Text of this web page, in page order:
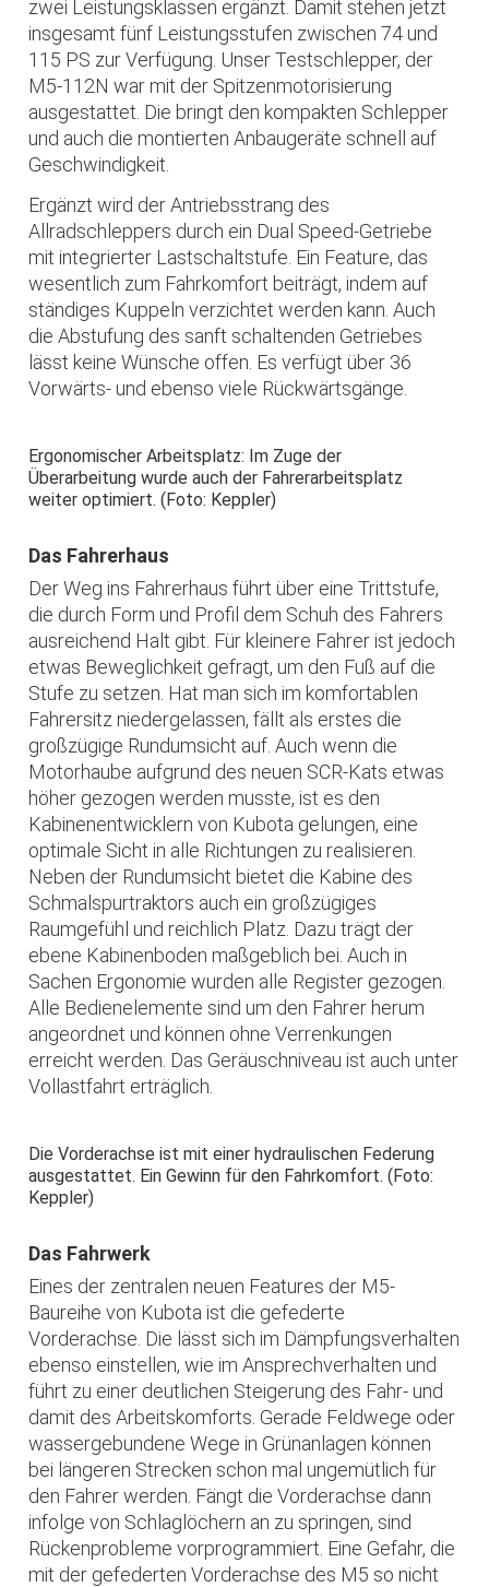
zwei Leistungsklassen ergänzt. Damit stehen jetzt
insgesamt fünf Leistungsstufen zwischen 74 und
115 PS zur Verfügung. Unser Testschlepper, der
M5-112N war mit der Spitzenmotorisierung
ausgestattet. Die bringt den kompakten Schlepper
und auch die montierten Anbaugeräte schnell auf
Geschwindigkeit.
Ergänzt wird der Antriebsstrang des
Allradschleppers durch ein Dual Speed-Getriebe
mit integrierter Lastschaltstufe. Ein Feature, das
wesentlich zum Fahrkomfort beiträgt, indem auf
ständiges Kuppeln verzichtet werden kann. Auch
die Abstufung des sanft schaltenden Getriebes
lässt keine Wünsche offen. Es verfügt über 36
Vorwärts- und ebenso viele Rückwärtsgänge.
Ergonomischer Arbeitsplatz: Im Zuge der
Überarbeitung wurde auch der Fahrerarbeitsplatz
weiter optimiert. (Foto: Keppler)
Das Fahrerhaus
Der Weg ins Fahrerhaus führt über eine Trittstufe,
die durch Form und Profil dem Schuh des Fahrers
ausreichend Halt gibt. Für kleinere Fahrer ist jedoch
etwas Beweglichkeit gefragt, um den Fuß auf die
Stufe zu setzen. Hat man sich im komfortablen
Fahrersitz niedergelassen, fällt als erstes die
großzügige Rundumsicht auf. Auch wenn die
Motorhaube aufgrund des neuen SCR-Kats etwas
höher gezogen werden musste, ist es den
Kabinenentwicklern von Kubota gelungen, eine
optimale Sicht in alle Richtungen zu realisieren.
Neben der Rundumsicht bietet die Kabine des
Schmalspurtraktors auch ein großzügiges
Raumgefühl und reichlich Platz. Dazu trägt der
ebene Kabinenboden maßgeblich bei. Auch in
Sachen Ergonomie wurden alle Register gezogen.
Alle Bedienelemente sind um den Fahrer herum
angeordnet und können ohne Verrenkungen
erreicht werden. Das Geräuschniveau ist auch unter
Vollastfahrt erträglich.
Die Vorderachse ist mit einer hydraulischen Federung
ausgestattet. Ein Gewinn für den Fahrkomfort. (Foto:
Keppler)
Das Fahrwerk
Eines der zentralen neuen Features der M5-
Baureihe von Kubota ist die gefederte
Vorderachse. Die lässt sich im Dämpfungsverhalten
ebenso einstellen, wie im Ansprechverhalten und
führt zu einer deutlichen Steigerung des Fahr- und
damit des Arbeitskomforts. Gerade Feldwege oder
wassergebundene Wege in Grünanlagen können
bei längeren Strecken schon mal ungemütlich für
den Fahrer werden. Fängt die Vorderachse dann
infolge von Schlaglöchern an zu springen, sind
Rückenprobleme vorprogrammiert. Eine Gefahr, die
mit der gefederten Vorderachse des M5 so nicht